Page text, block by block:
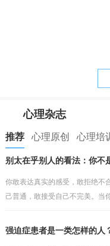
心理杂志
推荐 心理原创 心理培
别太在乎别人的看法：你不
你敢表达真实的感受，敢拒绝不
己普通，敢接受自己不完美。当
强迫症患者是一类怎样的人